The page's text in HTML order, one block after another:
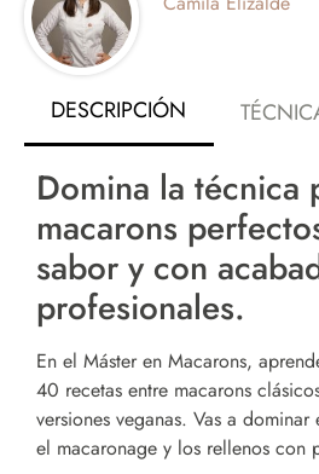
DESCRIPCIÓN
Domina la técnica
macarons
sabor y con
profesionales.
En el Máster en Macarons,
40 recetas entre macarons
versiones veganas. Vas a
el macaronage y los rellenos con